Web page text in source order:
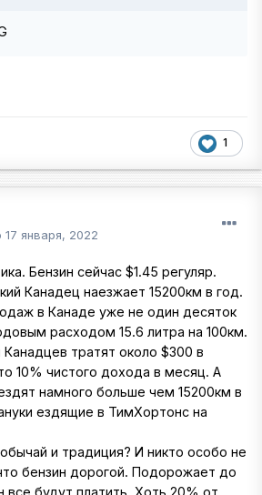
1
17 января, 2022
Бензин сейчас $1.45 регуляр.
Канадец наезжает 15200км в год.
в Канаде уже не один десяток
расходом 15.6 литра на 100км.
тратят около $300 в
10% чистого дохода в месяц. А
намного больше чем 15200км в
ездящие в ТимХортонс на
и традиция? И никто особо не
бензин дорогой. Подорожает до
все будут платить. Хоть 20% от